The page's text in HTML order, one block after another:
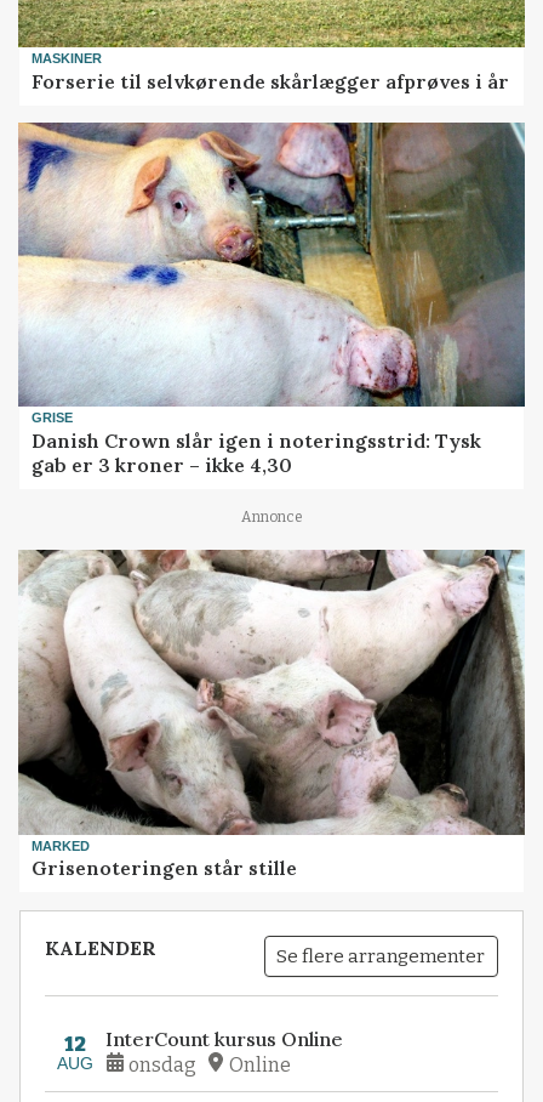
MASKINER
Forserie til selvkørende skårlægger afprøves i år
GRISE
Danish Crown slår igen i noteringsstrid: Tysk
gab er 3 kroner – ikke 4,30
Annonce
MARKED
Grisenoteringen står stille
KALENDER Se flere arrangementer
12
AUG
InterCount kursus Online
onsdag Online